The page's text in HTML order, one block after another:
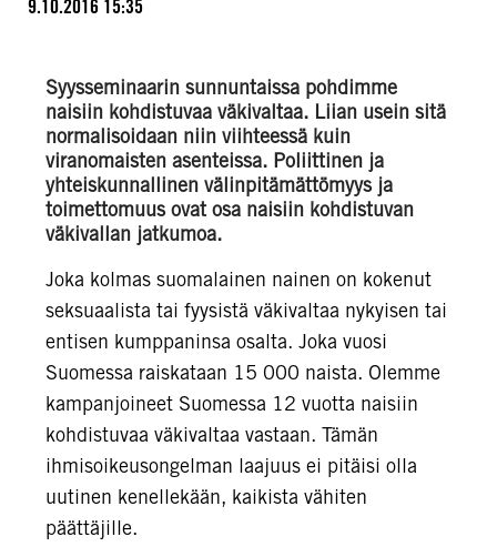
9.10.2016 15:35
Syysseminaarin sunnuntaissa pohdimme
naisiin kohdistuvaa väkivaltaa. Liian usein sitä
normalisoidaan niin viihteessä kuin
viranomaisten asenteissa. Poliittinen ja
yhteiskunnallinen välinpitämättömyys ja
toimettomuus ovat osa naisiin kohdistuvan
väkivallan jatkumoa.
Joka kolmas suomalainen nainen on kokenut
seksuaalista tai fyysistä väkivaltaa nykyisen tai
entisen kumppaninsa osalta. Joka vuosi
Suomessa raiskataan 15 000 naista. Olemme
kampanjoineet Suomessa 12 vuotta naisiin
kohdistuvaa väkivaltaa vastaan. Tämän
ihmisoikeusongelman laajuus ei pitäisi olla
uutinen kenellekään, kaikista vähiten
päättäjille.